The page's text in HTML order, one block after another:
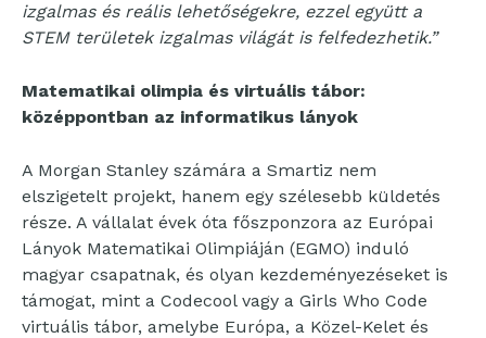
izgalmas és reális lehetőségekre, ezzel együtt a
STEM területek izgalmas világát is felfedezhetik.”
Matematikai olimpia és virtuális tábor:
középpontban az informatikus lányok
A Morgan Stanley számára a Smartiz nem
elszigetelt projekt, hanem egy szélesebb küldetés
része. A vállalat évek óta főszponzora az Európai
Lányok Matematikai Olimpiáján (EGMO) induló
magyar csapatnak, és olyan kezdeményezéseket is
támogat, mint a Codecool vagy a Girls Who Code
virtuális tábor, amelybe Európa, a Közel-Kelet és